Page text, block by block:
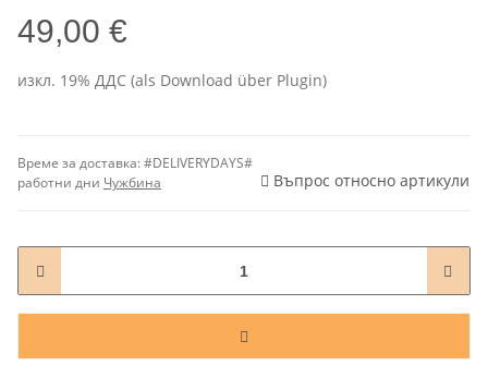
49,00 €
изкл. 19% ДДС (als Download über Plugin)
Време за доставка:#DELIVERYDAYS#
работни дни Чужбина Въпрос относно артикули